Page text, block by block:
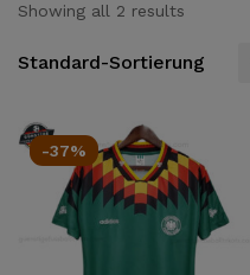
Showing all 2 results
Standard-Sortierung
-37%